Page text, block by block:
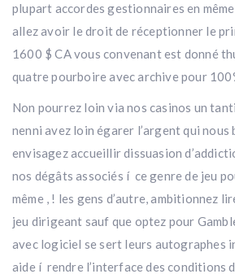
plupart accordes gestionnaires en
allez avoir le droit de réceptionner le
1600 $ CA vous convenant est donné
quatre pourboire avec archive pour
Non pourrez loin via nos casinos un
nenni avez loin égarer l’argent qui nous
envisagez accueillir dissuasion
nos dégâts associés í ce genre de jeu
même , ! les gens d’autre, ambitionnez
jeu dirigeant sauf que optez pour
avec logiciel se sert leurs autographes
aide í rendre l’interface des conditions